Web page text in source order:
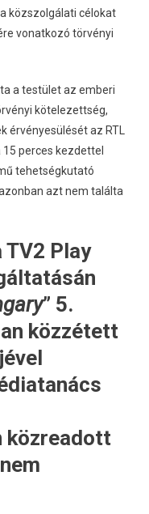
közszolgálati célokat
vonatkozó törvényi
a testület az emberi
kötelezettség,
érvényesülését az RTL
perces kezdettel
tehetségkutató
azt nem találta
Play
” 5.
közzétett
közreadott